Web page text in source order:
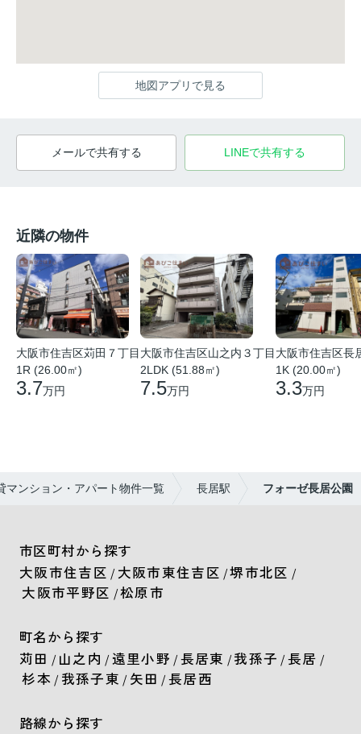
地図アプリで見る
メールで共有する LINEで共有する
近隣の物件
大阪市住吉区苅田７丁目
1R (26.00㎡)
3.7万円
大阪市住吉区山之内３丁目
2LDK (51.88㎡)
7.5万円
大阪市住吉区長
1K (20.00㎡)
3.3万円
マンション・アパート物件一覧 長居駅 フォーゼ長居公園
市区町村から探す
大阪市住吉区 / 大阪市東住吉区 /堺市北区 /
大阪市平野区 /松原市
町名から探す
苅田 / 山之内 / 遠里小野 / 長居東 / 我孫子 / 長居 /
杉本 / 我孫子東 / 矢田 / 長居西
路線から探す